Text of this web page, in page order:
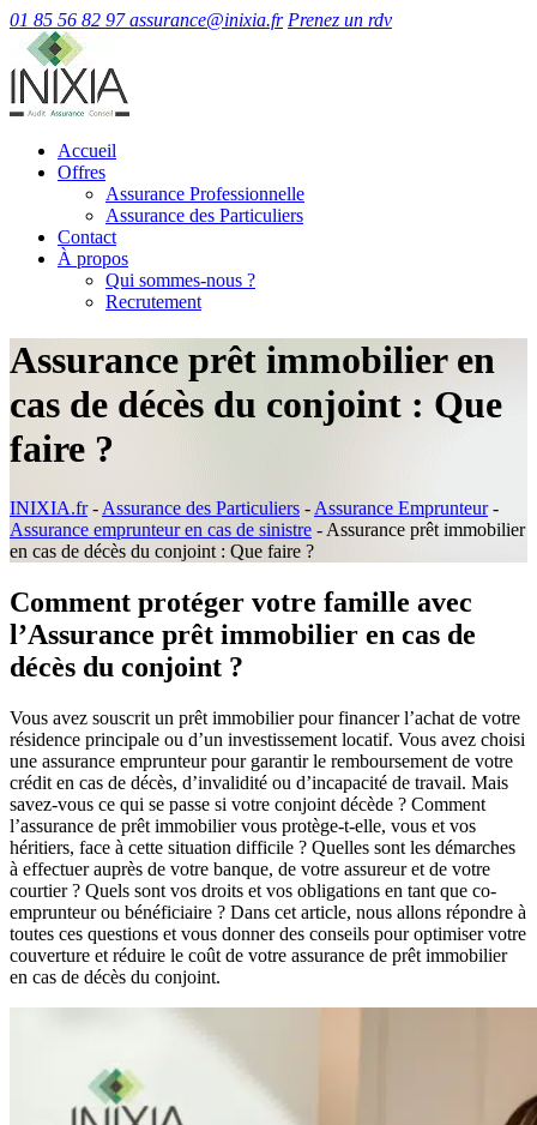
01 85 56 82 97 assurance@inixia.fr Prenez un rdv
Accueil
Offres
Assurance Professionnelle
Assurance des Particuliers
Contact
À propos
Qui sommes-nous ?
Recrutement
Assurance prêt immobilier en
cas de décès du conjoint : Que
faire ?
INIXIA.fr- Assurance des Particuliers - Assurance Emprunteur-
Assurance emprunteur en cas de sinistre - Assurance prêt immobilier
en cas de décès du conjoint : Que faire ?
Comment protéger votre famille avec
l’Assurance prêt immobilier en cas de
décès du conjoint ?
Vous avez souscrit un prêt immobilier pour financer l’achat de votre
résidence principale ou d’un investissement locatif. Vous avez choisi
une assurance emprunteur pour garantir le remboursement de votre
crédit en cas de décès, d’invalidité ou d’incapacité de travail. Mais
savez-vous ce qui se passe si votre conjoint décède ? Comment
l’assurance de prêt immobilier vous protège-t-elle, vous et vos
héritiers, face à cette situation difficile ? Quelles sont les démarches
à effectuer auprès de votre banque, de votre assureur et de votre
courtier ? Quels sont vos droits et vos obligations en tant que co-
emprunteur ou bénéficiaire ? Dans cet article, nous allons répondre à
toutes ces questions et vous donner des conseils pour optimiser votre
couverture et réduire le coût de votre assurance de prêt immobilier
en cas de décès du conjoint.